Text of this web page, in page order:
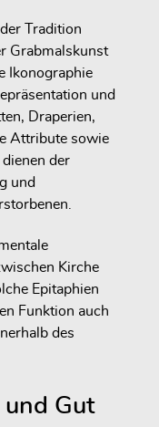
Tradition
Grabmalskunst
Ikonographie
und
Draperien,
Attribute sowie
der
und
Kirche
Epitaphien
Funktion auch
des
und Gut